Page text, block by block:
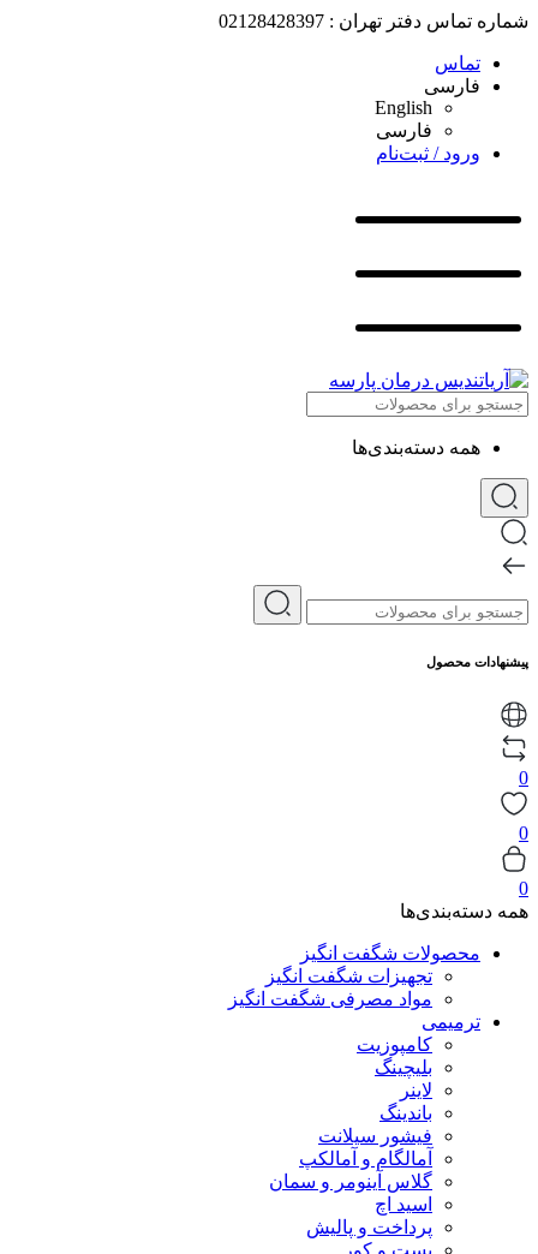
شماره تماس دفتر تهران : 02128428397
تماس
فارسی
English
فارسی
ورود / ثبت‌نام
همه دسته‌بندی‌ها
پیشنهادات محصول
0
0
0
همه دسته‌بندی‌ها
محصولات شگفت انگیز
تجهیزات شگفت انگیز
مواد مصرفی شگفت انگیز
ترمیمی
کامپوزیت
بلیچینگ
لاینر
باندینگ
فیشور سیلانت
آمالگام و آمالکپ
گلاس آینومر و سمان
اسید اچ
پرداخت و پالیش
پست و کور